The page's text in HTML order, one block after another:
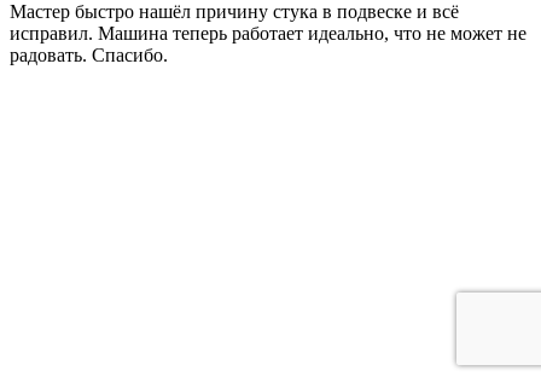
Мастер быстро нашёл причину стука в подвеске и всё
исправил. Машина теперь работает идеально, что не может не
радовать. Спасибо.